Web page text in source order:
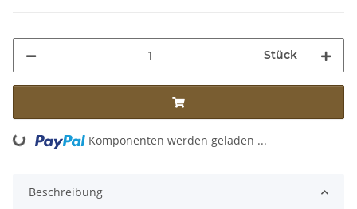
Stück
Komponenten werden geladen ...
Beschreibung